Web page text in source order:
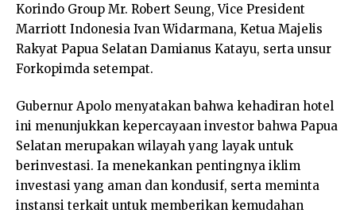
Korindo Group Mr. Robert Seung, Vice President
Marriott Indonesia Ivan Widarmana, Ketua Majelis
Rakyat Papua Selatan Damianus Katayu, serta unsur
Forkopimda setempat.
Gubernur Apolo menyatakan bahwa kehadiran hotel
ini menunjukkan kepercayaan investor bahwa Papua
Selatan merupakan wilayah yang layak untuk
berinvestasi. Ia menekankan pentingnya iklim
investasi yang aman dan kondusif, serta meminta
instansi terkait untuk memberikan kemudahan